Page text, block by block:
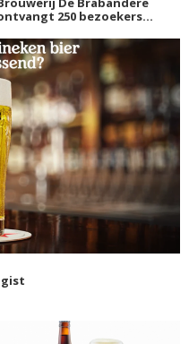
250 bezoekers
gist